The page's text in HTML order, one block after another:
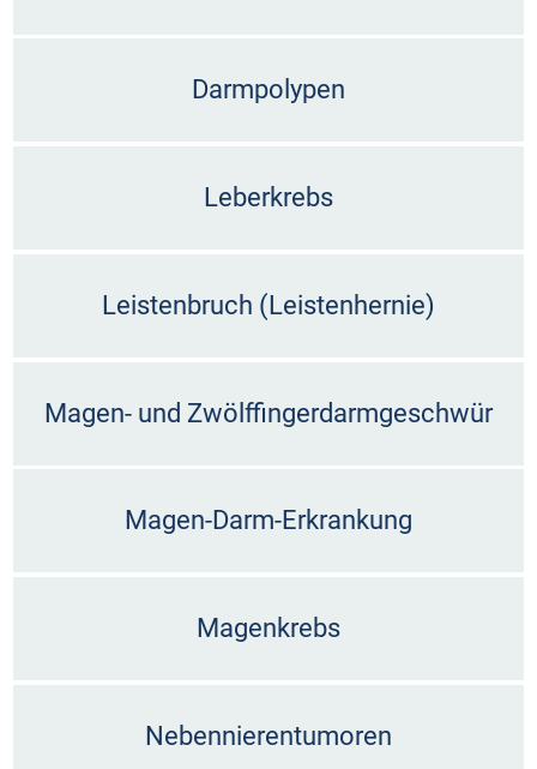
Darmpolypen
Leberkrebs
Leistenbruch (Leistenhernie)
Magen- und Zwölffingerdarmgeschwür
Magen-Darm-Erkrankung
Magenkrebs
Nebennierentumoren